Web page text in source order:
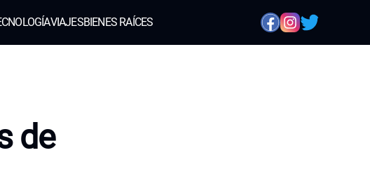
VIAJESBIENES RAÍCES
de